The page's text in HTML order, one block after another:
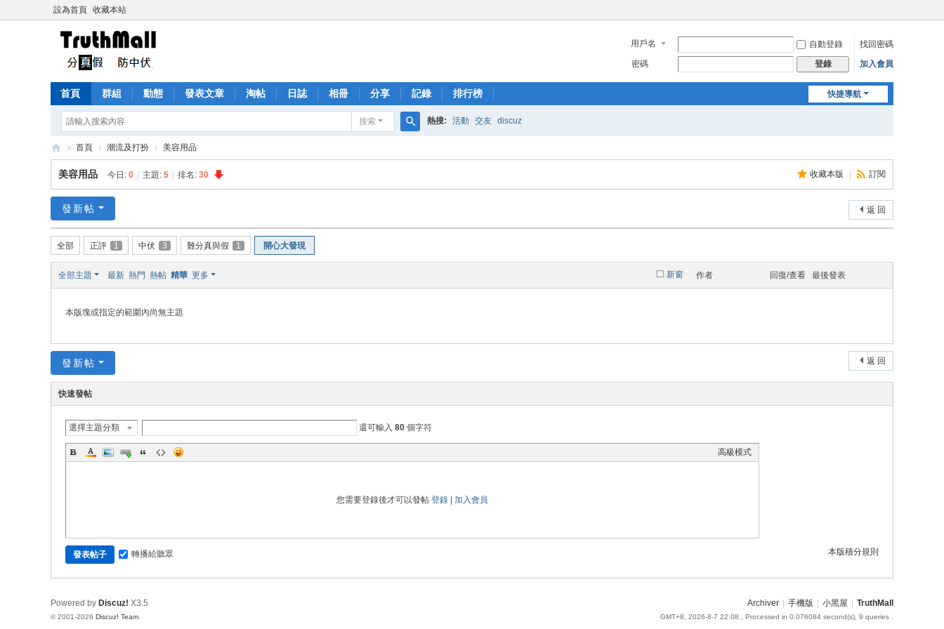
設為首頁 收藏本站
用戶名 自動登錄
找回密碼
密碼
登錄 加入會員
快捷導航
首頁 群組 動態 發表文章 淘帖 日誌 相冊 分享 記錄 排行榜
搜索
索
熱搜: 活動 交友 discuz
Tr
ut
M
all
» 首頁 › 潮流及打扮 › 美容用品
收藏本版 訂閱
美容用品 今日: 0 主題: 5 排名: 30
返 回
發新帖
全部 正評 1 中伏 3 難分真與假 1 開心大發現
新窗
全部主題 最新 熱門 熱帖 精華 更多 作者 回復/查看 最後發表
本版塊或指定的範圍內尚無主題
返 回
發新帖
快速發帖
選擇主題分類 還可輸入 80 個字符
高級模式
您需要登錄後才可以發帖 登錄 加入會員
本版積分規則
發表帖子 轉播給聽眾
Archiver 手機版 小黑屋 TruthMall
GMT+8, 2026-8-7 22:08 , Processed in 0.076084 second(s), 9 queries .
Powered by Discuz! X3.5
© 2001-2026 Discuz! Team